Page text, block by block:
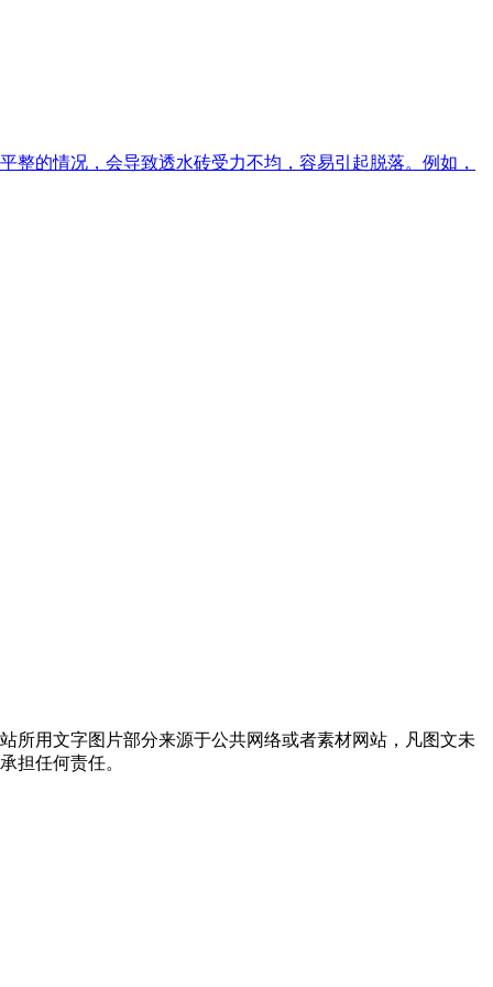
的情况，会导致透水砖受力不均，容易引起脱落。例如，
所用文字图片部分来源于公共网络或者素材网站，凡图文未
担任何责任。